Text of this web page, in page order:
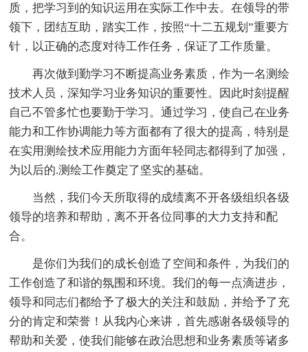
质，把学习到的知识运用在实际工作中去。在领导的带
领下，团结互助，踏实工作，按照“十二五规划”重要方
针，以正确的态度对待工作任务，保证了工作质量。
再次做到勤学习不断提高业务素质，作为一名测绘
技术人员，深知学习业务知识的重要性。因此时刻提醒
自己不管多忙也要勤于学习。通过学习，使自己在业务
能力和工作协调能力等方面都有了很大的提高，特别是
在实用测绘技术应用能力方面年轻同志都得到了加强，
为以后的.测绘工作奠定了坚实的基础。
当然，我们今天所取得的成绩离不开各级组织各级
领导的培养和帮助，离不开各位同事的大力支持和配
合。
是你们为我们的成长创造了空间和条件，为我们的
工作创造了和谐的氛围和环境。我们的每一点滴进步，
领导和同志们都给予了极大的关注和鼓励，并给予了充
分的肯定和荣誉！从我内心来讲，首先感谢各级领导的
帮助和关爱，使我们能够在政治思想和业务素质等诸多